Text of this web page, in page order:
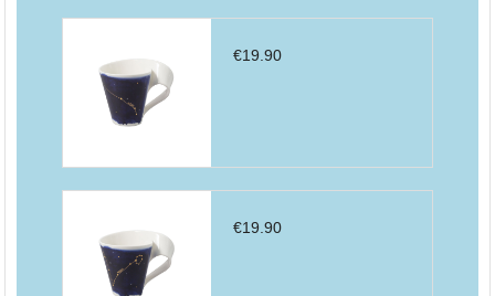
€19.90
€19.90